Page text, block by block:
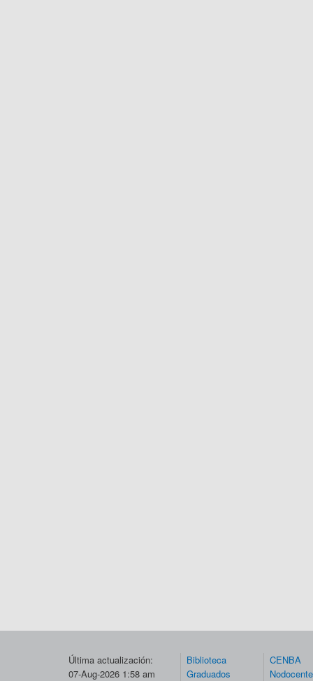
Última actualización:
07-Aug-2026 1:58 am
Biblioteca
Graduados
CENBA